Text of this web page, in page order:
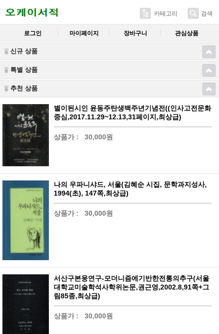
카테고리 검색
로그인 마이페이지 장바구니 관심상품
신규 상품
특별 상품
추천 상품
별이된시인 윤동주탄생백주년기념전((인사고전문화
중심,2017.11.29~12.13,31페이지,최상급)
상품가 : 30,000원
나의 우파니샤드, 서울(김혜순 시집, 문학과지성사,
1994(초), 147쪽,최상급)
상품가 : 30,000원
서산구본웅연구-모더니즘에기반한전통의추구(서울
대학교미술학석사학위논문,권근영,2002.8,91쪽+그
림85종,최상급)
상품가 : 30,000원